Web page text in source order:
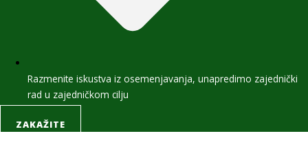
Razmenite iskustva iz osemenjavanja, unapredimo zajednički
rad u zajedničkom cilju
ZAKAŽITE